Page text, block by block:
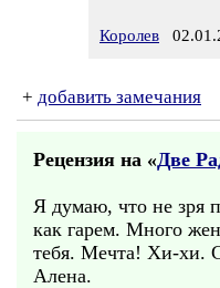
Королев
+ добавить замечания
Рецензия на «Две
Я думаю, что не зря
как гарем. Много
тебя. Мечта! Хи-хи.
Алена.